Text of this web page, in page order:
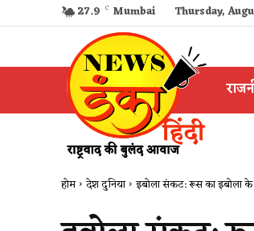
27.9 C Mumbai Thursday,
होम देश दुनिया इबोला संकट: रूस का इबोला के